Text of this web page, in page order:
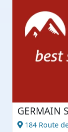
GERMAIN
184 Route